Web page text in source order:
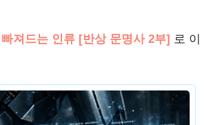
져드는 인류 [반상 문명사 2부] 로 이